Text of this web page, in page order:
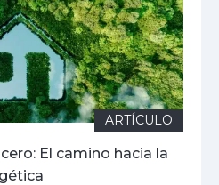
ARTÍCULO
El camino hacia la